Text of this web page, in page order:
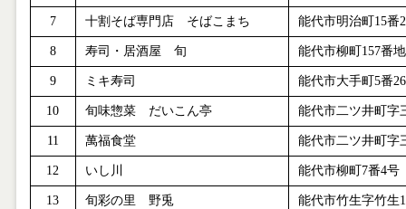
7 十割そば専門店 そばこまち 能代市明治町 15番2
8 寿司・居酒屋 旬 能代市柳町 157番地
9 ミキ寿司 能代市大手町 5番26
10 旬味惣菜 だいこん亭 能代市二ツ井町字
11 萬福食堂 能代市二ツ井町字
12 いし川 能代市柳町 7番4号
13 旬彩の里 野兎 能代市竹生字竹生